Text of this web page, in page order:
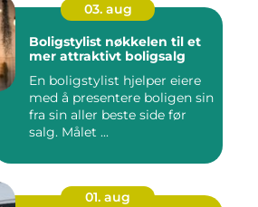
03. aug
Boligstylist nøkkelen til et
mer attraktivt boligsalg
En boligstylist hjelper eiere
med å presentere boligen sin
fra sin aller beste side før
salg. Målet ...
01. aug